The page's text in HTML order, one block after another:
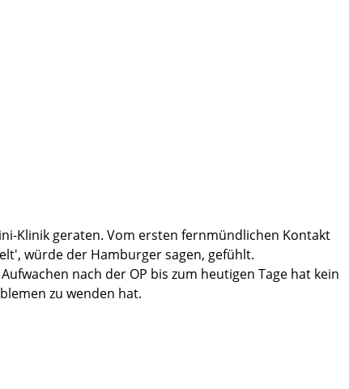
bei gleicher Vorerkrankung wie ich. Deshalb
Klinik geraten. Vom ersten fernmündlichen Kontakt
würde der Hamburger sagen, gefühlt.
nach der OP bis zum heutigen Tage hat kein
zu wenden hat.